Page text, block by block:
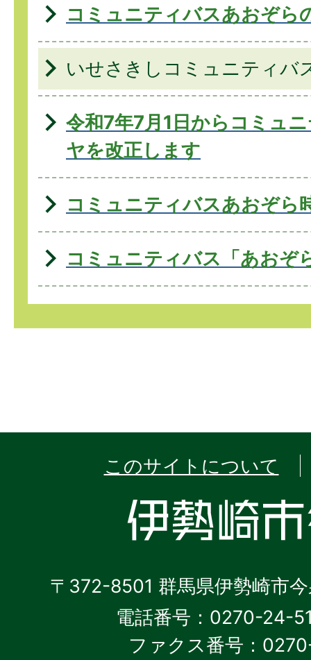
コミュニティバスあおぞら
いせさきしコミュニティバ
令和7年7月1日からコミュ
ヤを改正します
コミュニティバスあおぞら
コミュニティバス「あおぞ
このサイトについて
〒372-8501 群馬県伊勢崎市
電話番号：0270-24-
ファクス番号：